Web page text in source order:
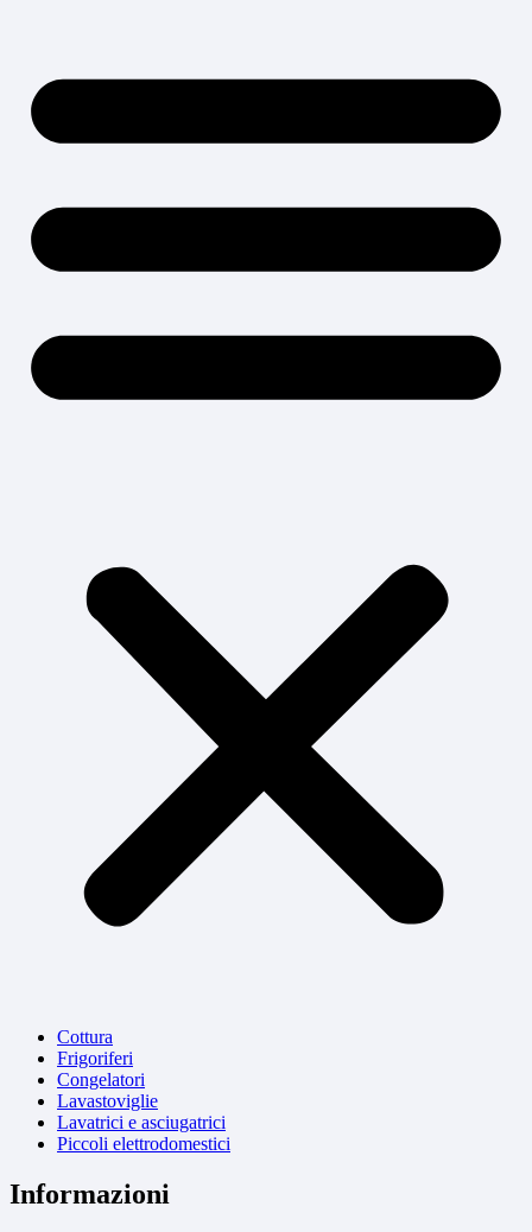
Cottura
Frigoriferi
Congelatori
Lavastoviglie
Lavatrici e asciugatrici
Piccoli elettrodomestici
Informazioni